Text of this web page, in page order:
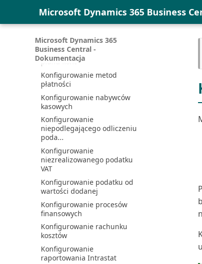
Microsoft Dynamics 365 Business
Microsoft Dynamics 365
Business Central -
Dokumentacja
Central dla program...
Przedłuż wersję próbną
Business Central
Przegląd komponentów i
architektury integracji ...
Przepływ dostępu
użytkownika dla licencji
Micro...
Rozszerzenie Archiwum
danych
Rozwiązywanie problemów z
błędami synchronizacji
Rozwiązywanie problemów z
integracją Microsoft ...
Rozwiązywanie problemów z
łącznością
Ręczna synchronizacja
mapowań tabel | Microsoft...
Sprzęganie i synchronizacja
Synchronizacja Business
Central i Dataverse
Synchronizacja i integracja
danych
Konfigurowanie kodów
ścieżek inspekcji
firm
Konfigurowanie lub zmiana
planu kont
Konfigurowanie metod
płatności
Konfigurowanie nabywców
kasowych
Konfigurowanie
niepodlegającego odliczeniu
poda...
Konfigurowanie
niezrealizowanego podatku
VAT
Konfigurowanie podatku od
wartości dodanej
Konfigurowanie procesów
finansowych
Konfigurowanie rachunku
kosztów
Konfigurowanie
raportowania Intrastat